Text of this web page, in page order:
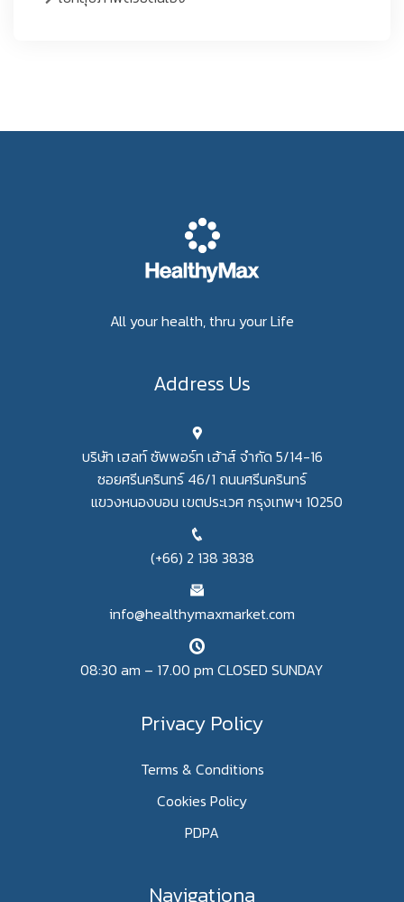
All your health, thru your Life
Address Us
บริษัท เฮลท์ ซัพพอร์ท เฮ้าส์ จำกัด 5/14-16
ซอยศรีนครินทร์ 46/1 ถนนศรีนครินทร์
แขวงหนองบอน เขตประเวศ กรุงเทพฯ 10250
(+66) 2 138 3838
info@healthymaxmarket.com
08:30 am – 17.00 pm CLOSED SUNDAY
Privacy Policy
Terms & Conditions
Cookies Policy
PDPA
Navigationa